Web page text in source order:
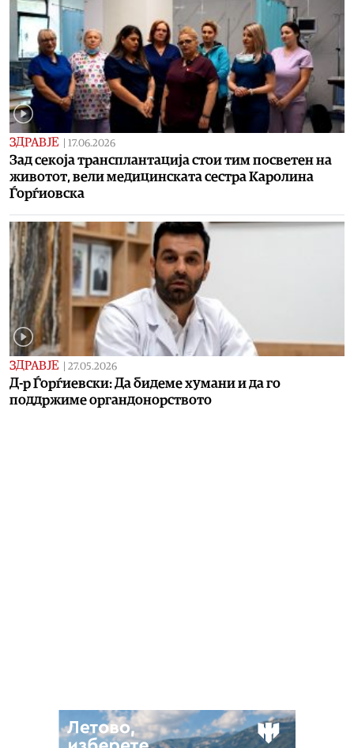
ЗДРАВЈЕ 17.06.2026
Зад секоја трансплантација стои тим посветен на
животот, вели медицинската сестра Каролина
Ѓорѓиовска
ЗДРАВЈЕ 27.05.2026
Д-р Ѓорѓиевски: Да бидеме хумани и да го
поддржиме органдонорството